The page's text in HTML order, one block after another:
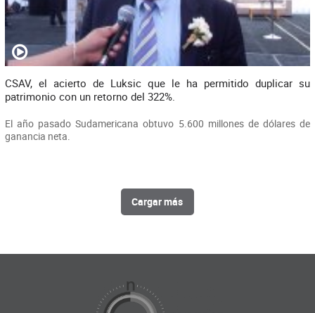
CSAV, el acierto de Luksic que le ha permitido duplicar su
patrimonio con un retorno del 322%.
El año pasado Sudamericana obtuvo 5.600 millones de dólares de
ganancia neta.
Cargar más